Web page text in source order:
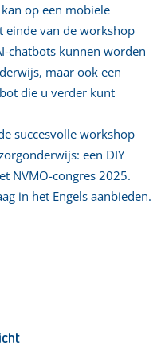
op een mobiele
einde van de workshop
chatbots kunnen worden
maar ook een
die u verder kunt
succesvolle workshop
een DIY
NVMO-congres 2025.
in het Engels aanbieden.